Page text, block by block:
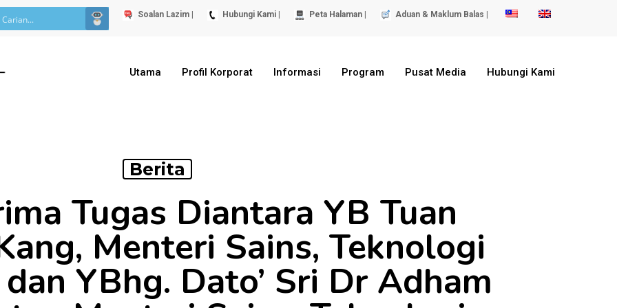
Soalan Lazim | Hubungi Kami | Peta Halaman | Aduan & Maklum Balas |
Utama Profil Korporat Informasi Program Pusat Media Hubungi Kami
Berita
Tugas Diantara YB Tuan
Menteri Sains, Teknologi
YBhg. Dato’ Sri Dr Adham